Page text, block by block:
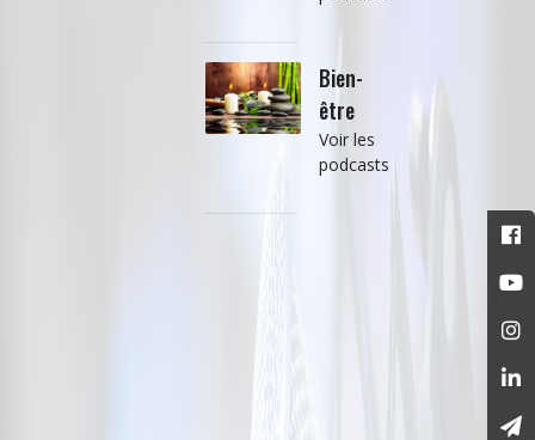
Bien-
être
Voir les
podcasts